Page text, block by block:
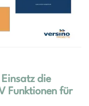
die
Funktionen für